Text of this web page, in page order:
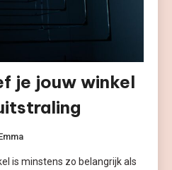
je jouw winkel
is minstens zo belangrijk als